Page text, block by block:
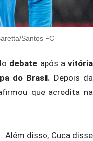
Santos FC
debate após a vitória
do Brasil. Depois da
que acredita na
Além disso, Cuca disse